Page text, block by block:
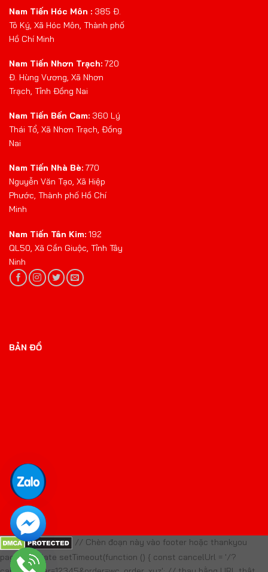
Nam Tiến Hóc Môn : 385 Đ.
Tô Ký, Xã Hóc Môn, Thành phố
Hồ Chí Minh
Nam Tiến Nhơn Trạch: 720
Đ. Hùng Vương, Xã Nhơn
Trạch, Tỉnh Đồng Nai
Nam Tiến Bến Cam: 360 Lý
Thái Tổ, Xã Nhơn Trạch, Đồng
Nai
Nam Tiến Nhà Bè: 770
Nguyễn Văn Tạo, Xã Hiệp
Phước, Thành phố Hồ Chí
Minh
Nam Tiến Tân Kim: 192
QL50, Xã Cần Giuộc, Tỉnh Tây
Ninh
BẢN ĐỒ
// Chèn đoạn này vào footer hoặc thankyou
page template setTimeout(function () { const cancelUrl = '/?